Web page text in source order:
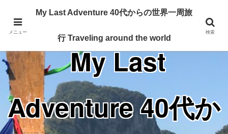
Traveling around the world from my 40's
My Last
Adventure 40代か
メニュー
My Last Adventure 40代からの世界一周旅
行 Traveling around the world
検索